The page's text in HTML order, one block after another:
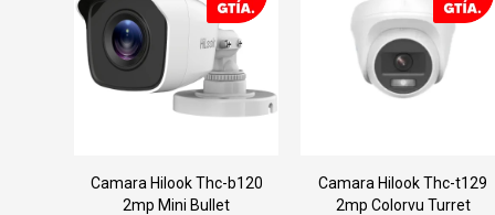
Camara Hilook Thc-b120
2mp Mini Bullet
Camara Hilook Thc-t129
2mp Colorvu Turret